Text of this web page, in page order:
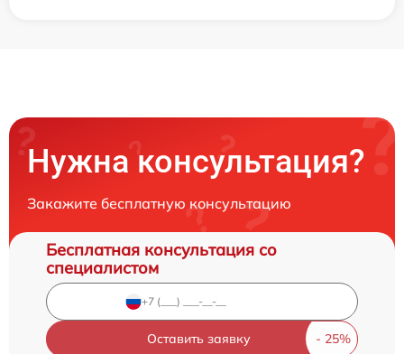
Нужна консультация?
Закажите бесплатную консультацию
Бесплатная консультация со
специалистом
Оставить заявку